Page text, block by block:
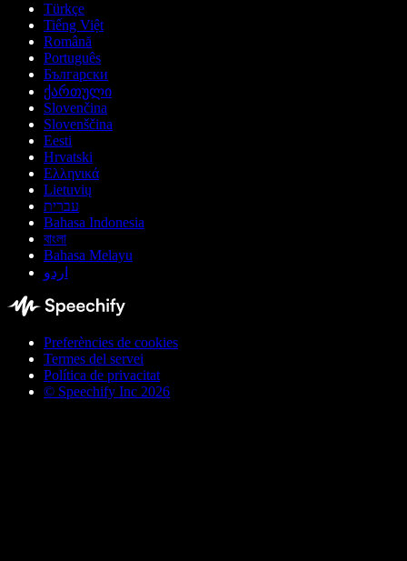
Türkçe
Tiếng Việt
Română
Português
Български
ქართული
Slovenčina
Slovenščina
Eesti
Hrvatski
Ελληνικά
Lietuvių
עברית
Bahasa Indonesia
বাংলা
Bahasa Melayu
اردو
Preferències de cookies
Termes del servei
Política de privacitat
© Speechify Inc 2026